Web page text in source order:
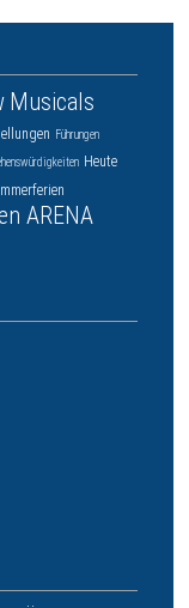
Musicals
Führungen
Heute
ARENA